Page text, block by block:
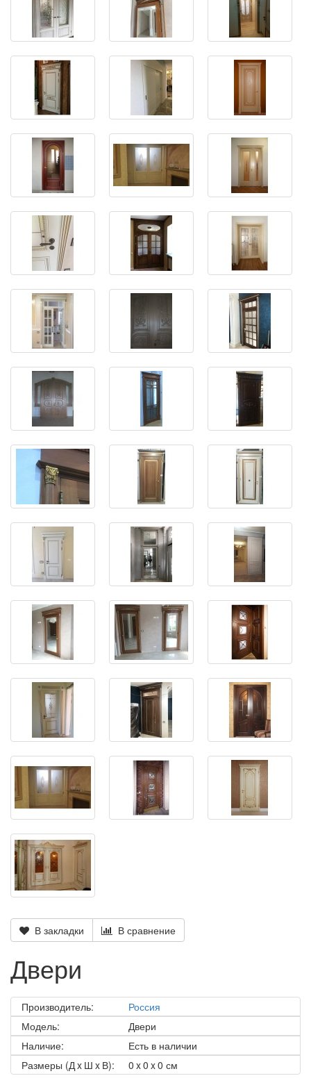
В закладки В сравнение
Двери
Производитель:
Россия
Модель:
Двери
Наличие:
Есть в наличии
Размеры (Д x Ш x В):
0 x 0 x 0 см